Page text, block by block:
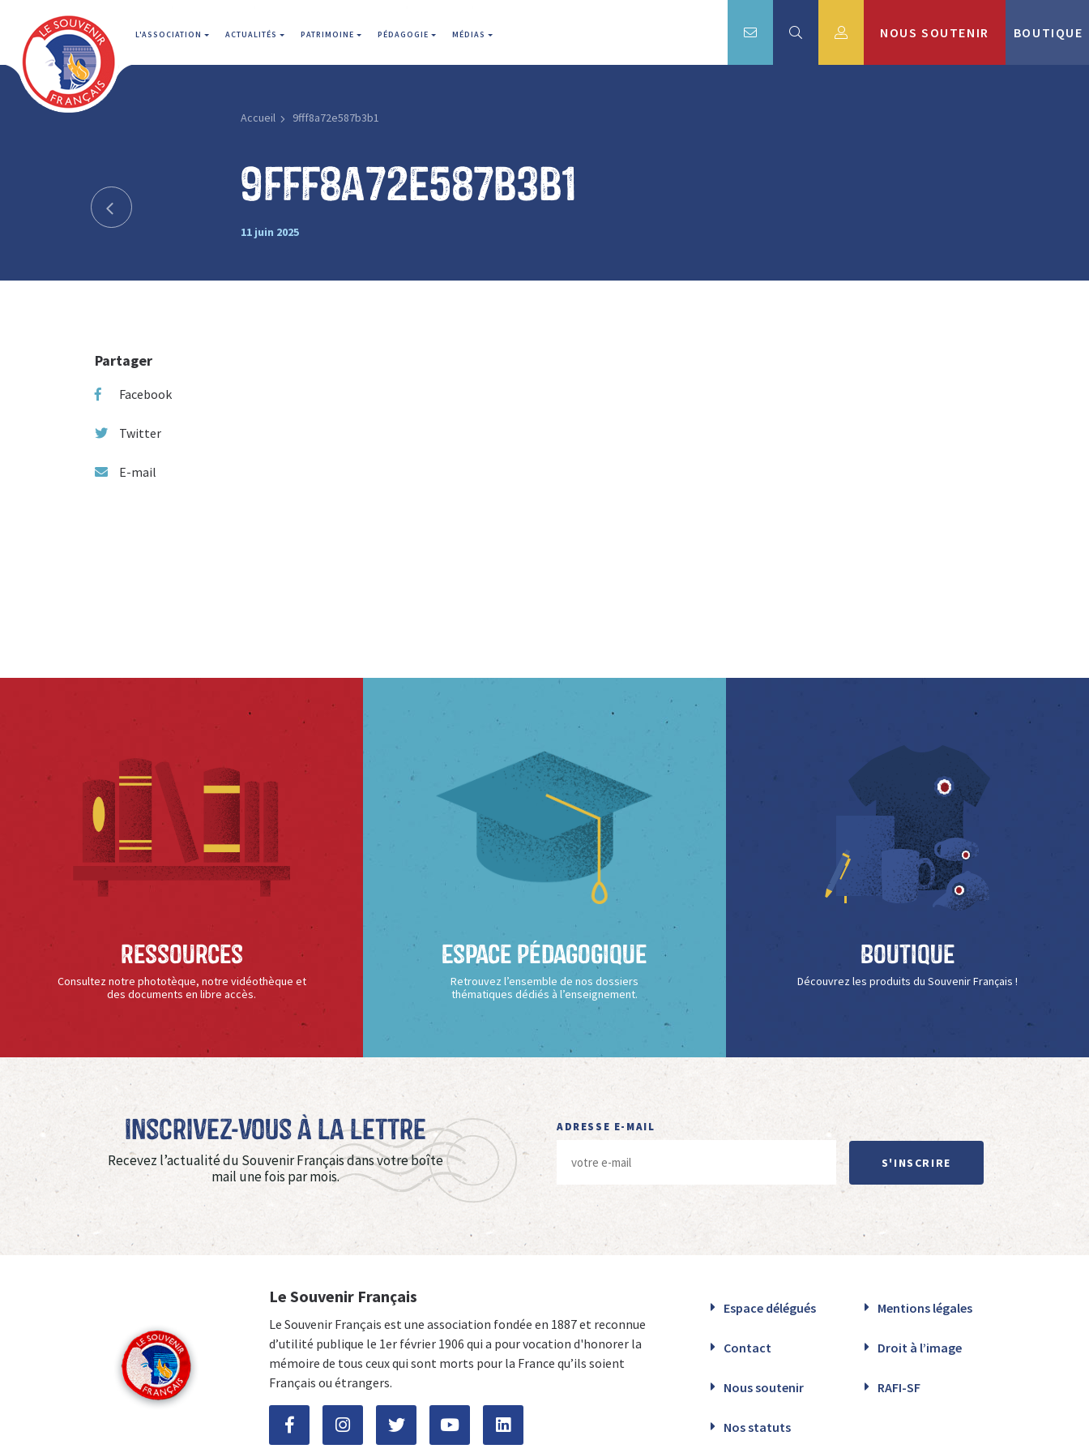
L'ASSOCIATION ACTUALITÉS PATRIMOINE PÉDAGOGIE MÉDIAS NOUS SOUTENIR BOUTIQUE
Accueil 9fff8a72e587b3b1
9fff8a72e587b3b1
11 juin 2025
Partager
Facebook
Twitter
E-mail
Ressources
Consultez notre phototèque, notre vidéothèque et
des documents en libre accès.
Espace Pédagogique
Retrouvez l’ensemble de nos dossiers
thématiques dédiés à l’enseignement.
Boutique
Découvrez les produits du Souvenir Français !
Inscrivez-vous à La Lettre
Recevez l’actualité du Souvenir Français dans votre boîte
mail une fois par mois.
ADRESSE E-MAIL
S'INSCRIRE
Le Souvenir Français
Le Souvenir Français est une association fondée en 1887 et reconnue
d’utilité publique le 1er février 1906 qui a pour vocation d'honorer la
mémoire de tous ceux qui sont morts pour la France qu’ils soient
Français ou étrangers.
Espace délégués Mentions légales
Contact Droit à l’image
Nous soutenir RAFI-SF
Nos statuts